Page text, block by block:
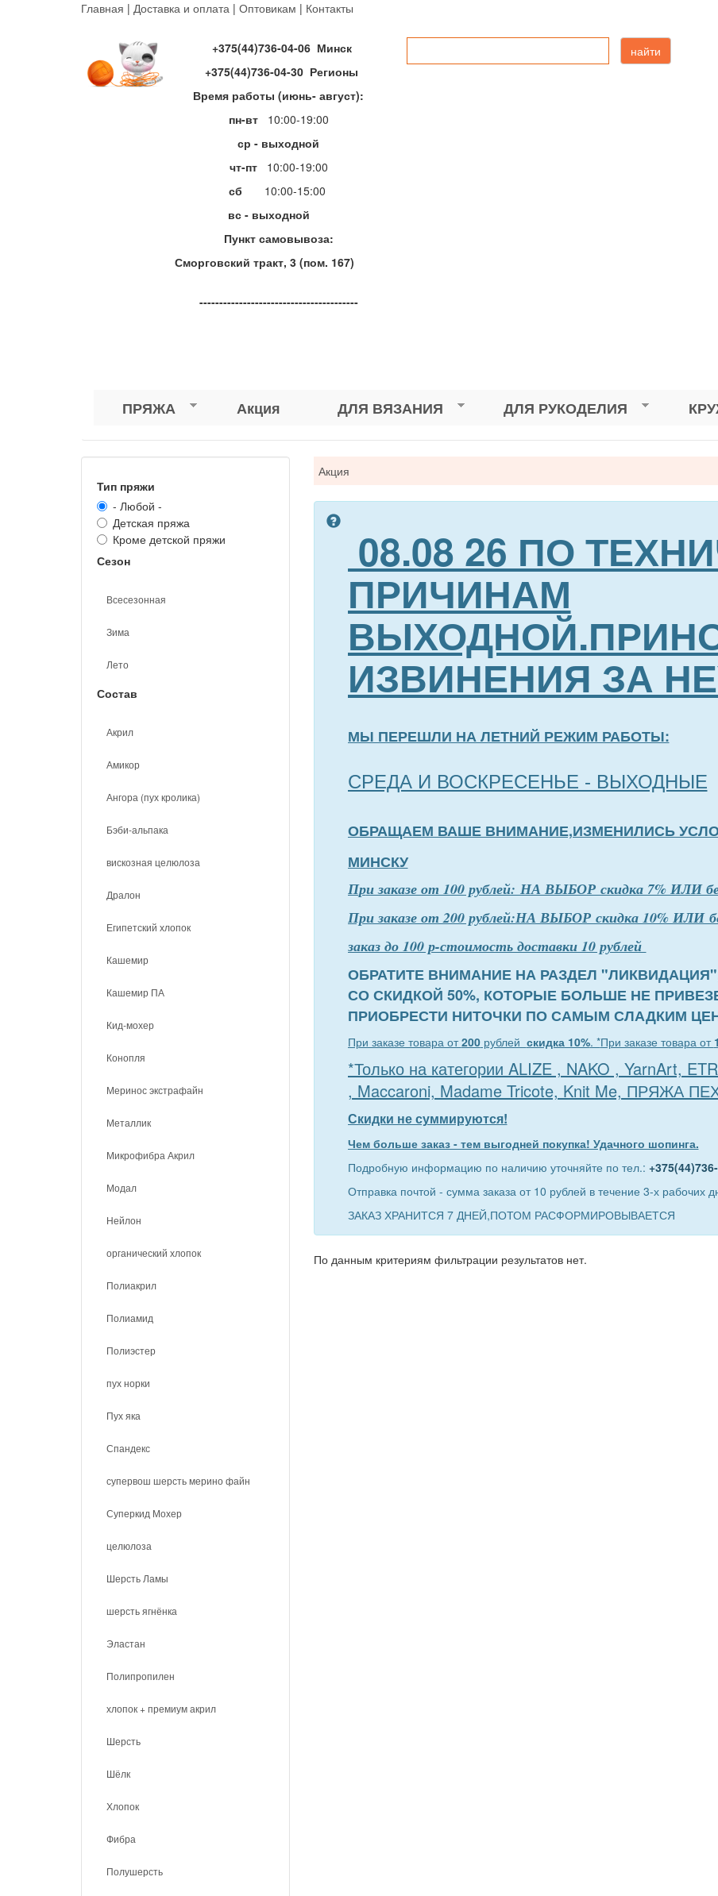
Главная | Доставка и оплата | Оптовикам | Контакты
+375(44)736-04-06 Минск
+375(44)736-04-30 Регионы
Время работы (июнь- август):
пн-вт
10:00-19:00
ср - выходной
чт-пт 10:00-19:00
сб
10:00-15:00
вс - выходной
Пункт самовывоза:
Сморговский тракт, 3 (пом. 167)
----------------------------------------
найти
ПРЯЖА Акция ДЛЯ ВЯЗАНИЯ ДЛЯ РУКОДЕЛИЯ
Тип пряжи
- Любой -
Детская пряжа
Кроме детской пряжи
Сезон
Всесезонная
Зима
Лето
Состав
Акрил
Амикор
Ангора (пух кролика)
Бэби-альпака
вискозная целюлоза
Дралон
Египетский хлопок
Кашемир
Кашемир ПА
Кид-мохер
Конопля
Меринос экстрафайн
Металлик
Микрофибра Акрил
Модал
Нейлон
органический хлопок
Полиакрил
Полиамид
Полиэстер
пух норки
Пух яка
Спандекс
супервош шерсть мерино файн
Суперкид Мохер
целюлоза
Шерсть Ламы
шерсть ягнёнка
Эластан
Полипропилен
хлопок + премиум акрил
Шерсть
Шёлк
Хлопок
Фибра
Полушерсть
Вы
здесь
Акция
08.08 26 ПО
ПРИЧИНАМ
ИЗВИНЕНИЯ ЗА
МЫ ПЕРЕШЛИ НА ЛЕТНИЙ РЕЖИМ РАБОТЫ:
СРЕДА И ВОСКРЕСЕНЬЕ - ВЫХОДНЫЕ
ОБРАЩАЕМ ВАШЕ ВНИМАНИЕ,ИЗМЕНИЛИСЬ
МИНСКУ
При заказе от 100 рублей: НА ВЫБОР скидка 7% ИЛИ
При заказе от 200 рублей:НА ВЫБОР скидка 10% ИЛИ
заказ до 100 р-стоимость доставки 10 рублей
ОБРАТИТЕ ВНИМАНИЕ НА РАЗДЕЛ
СО СКИДКОЙ 50%, КОТОРЫЕ БОЛЬШЕ НЕ
ПРИОБРЕСТИ НИТОЧКИ ПО САМЫМ СЛАДКИМ
При заказе товара от200рублей скидка 10%. *При заказе товара от
*Только на категории ALIZE , NAKO , YarnArt,
, Maccaroni, Madame Tricote, Knit Me, ПРЯЖА
Скидки не суммируются!
Чем больше заказ - тем выгодней покупка! Удачного шопинга.
Подробную информацию по наличию уточняйте по тел.:
Отправка почтой - сумма заказа от 10 рублей в течение 3-х рабочих
ЗАКАЗ ХРАНИТСЯ 7 ДНЕЙ,ПОТОМ РАСФОРМИРОВЫВАЕТСЯ
По данным критериям фильтрации результатов нет.